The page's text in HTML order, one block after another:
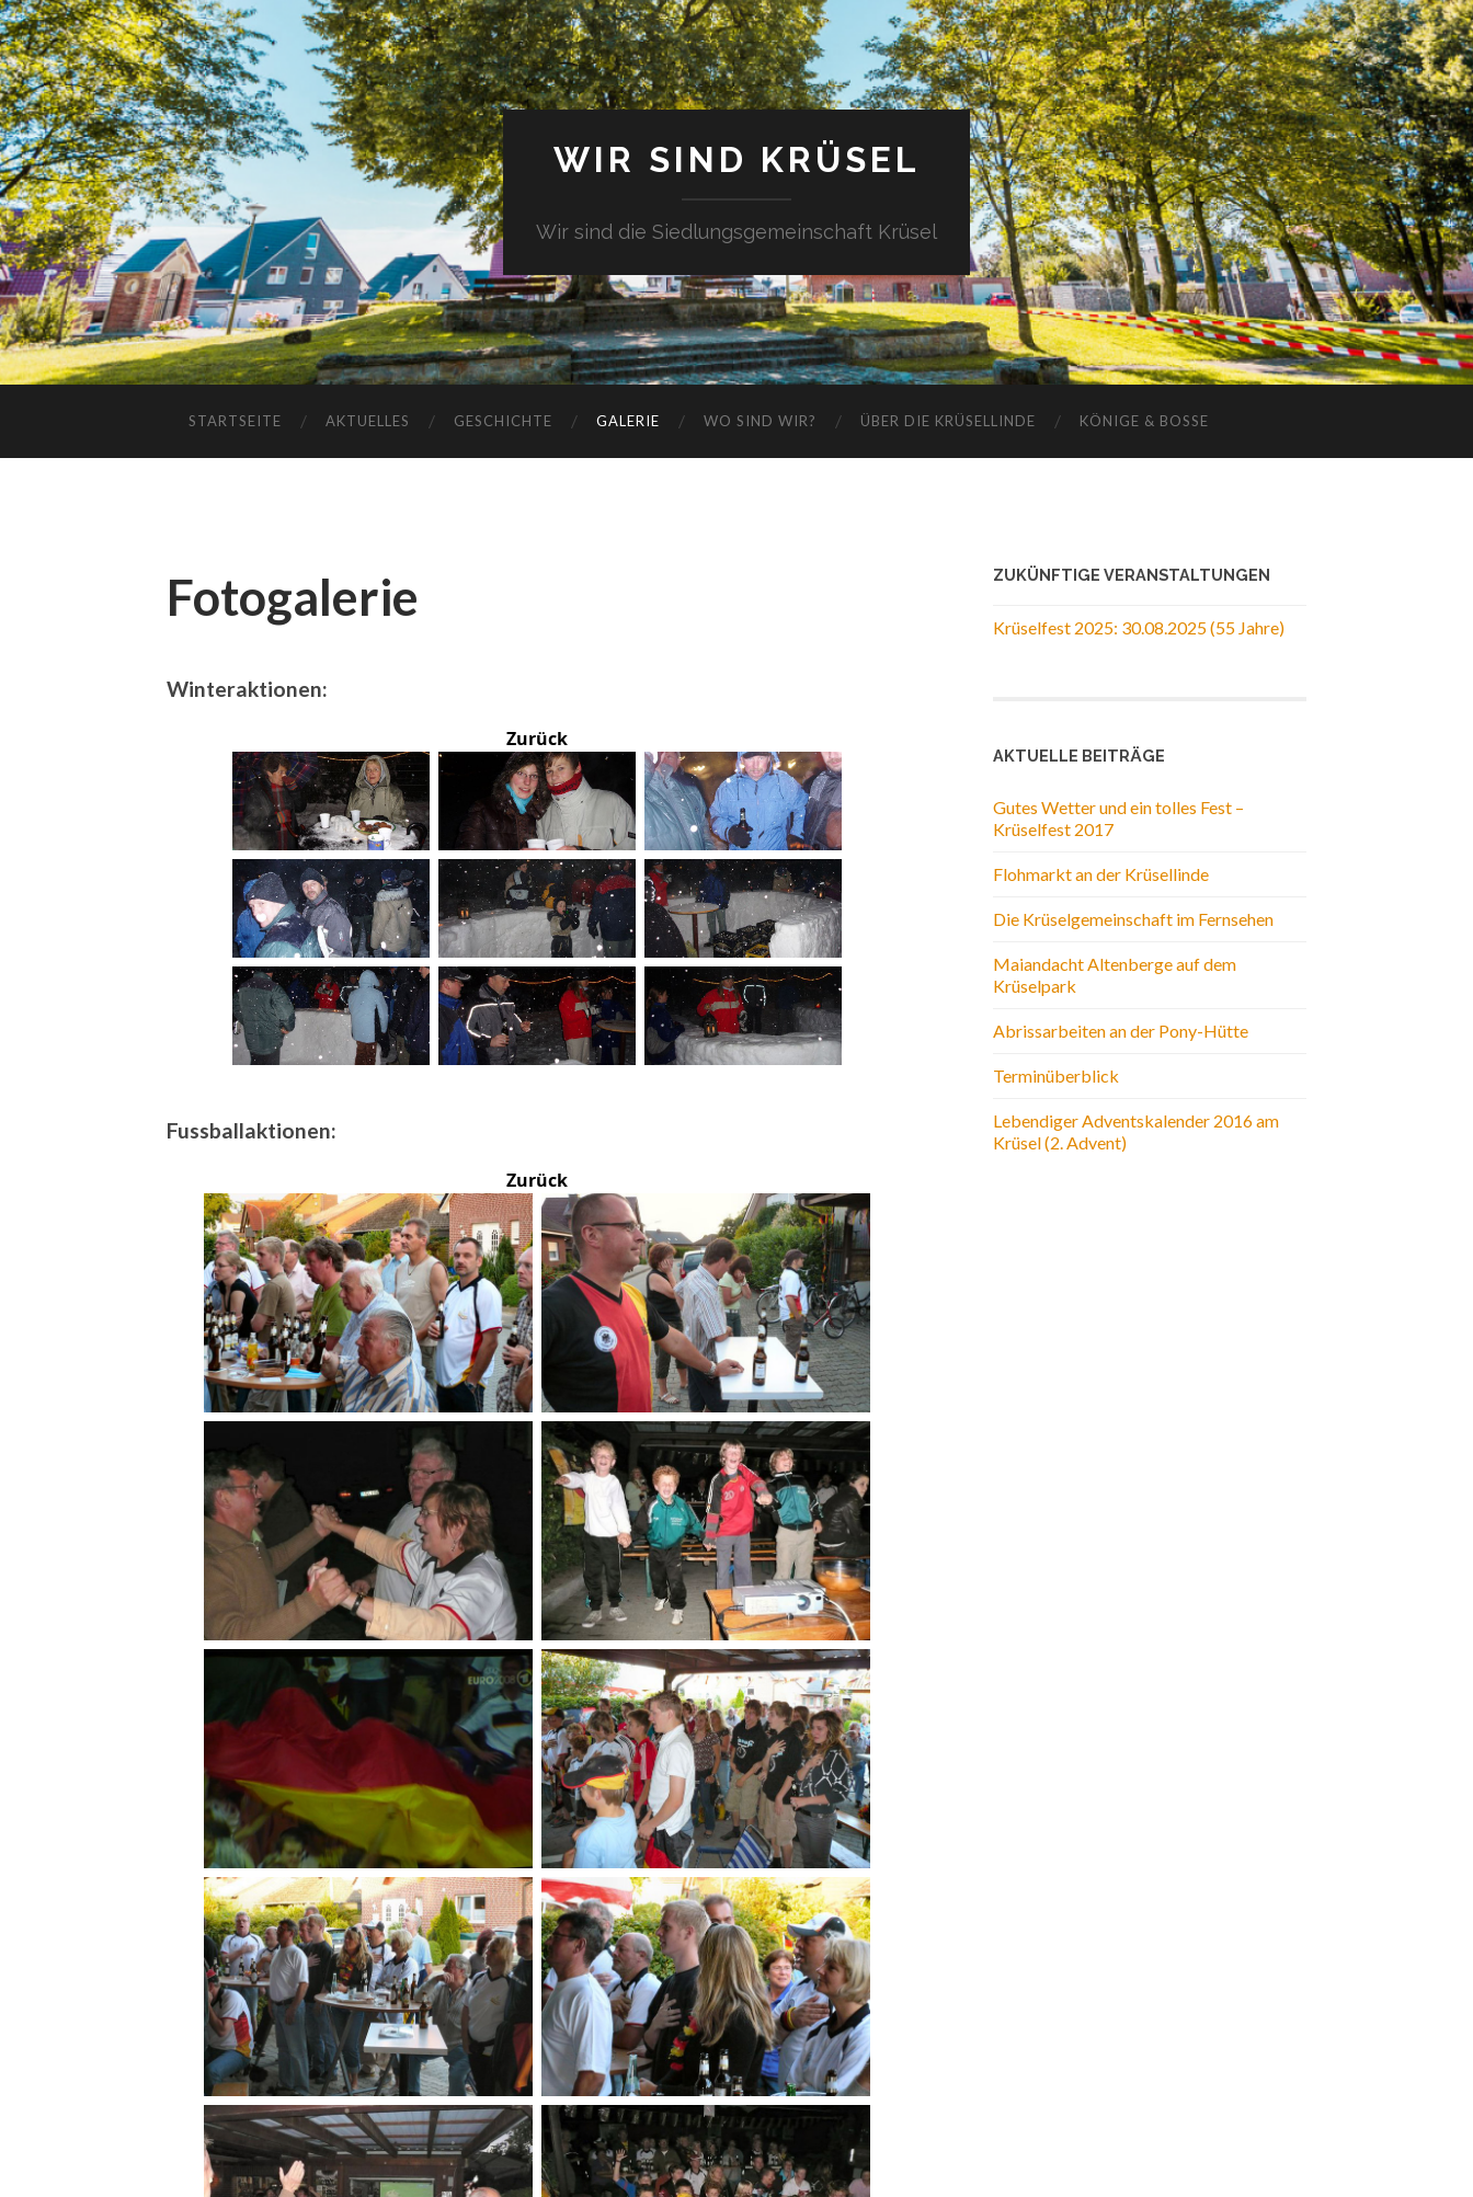
WIR SIND KRÜSEL
Wir sind die Siedlungsgemeinschaft Krüsel
STARTSEITE AKTUELLES GESCHICHTE GALERIE WO SIND WIR? ÜBER DIE KRÜSELLINDE KÖNIGE & BOSSE
Fotogalerie
Winteraktionen:
Zurück
Fussballaktionen:
Zurück
ZUKÜNFTIGE VERANSTALTUNGEN
Krüselfest 2025: 30.08.2025 (55 Jahre)
AKTUELLE BEITRÄGE
Gutes Wetter und ein tolles Fest –
Krüselfest 2017
Flohmarkt an der Krüsellinde
Die Krüselgemeinschaft im Fernsehen
Maiandacht Altenberge auf dem
Krüselpark
Abrissarbeiten an der Pony-Hütte
Terminüberblick
Lebendiger Adventskalender 2016 am
Krüsel (2. Advent)